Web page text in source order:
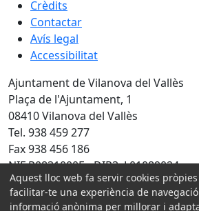
Crèdits
Contactar
Avís legal
Accessibilitat
Ajuntament de Vilanova del Vallès
Plaça de l'Ajuntament, 1
08410 Vilanova del Vallès
Tel. 938 459 277
Fax 938 456 186
NIF P0831000E - DIR3: L01089024
Amb la col·laboració de:
Aquest lloc web fa servir cookies
facilitar-te una experiència de
informació anònima per millorar i